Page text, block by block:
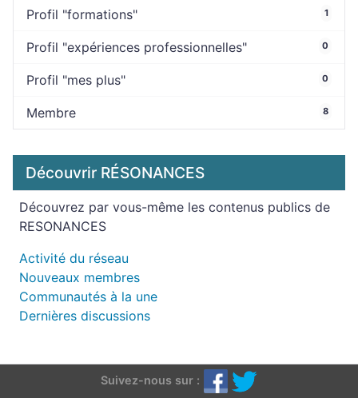
Profil "formations" 1
Profil "expériences professionnelles" 0
Profil "mes plus" 0
Membre 8
Découvrir RÉSONANCES
Découvrez par vous-même les contenus publics de
RESONANCES
Activité du réseau
Nouveaux membres
Communautés à la une
Dernières discussions
Suivez-nous sur :